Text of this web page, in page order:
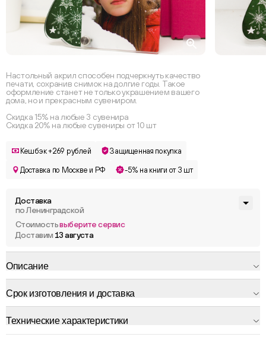
Настольный акрил способен подчеркнуть качество
печати, сохранив снимок на долгие годы. Такое
оформление станет не только украшением вашего
дома, но и прекрасным сувениром.
Скидка 15% на любые 3 сувенира
Скидка 20% на любые сувениры от 10 шт
Кешбэк +269 рублей Защищенная покупка
Доставка по Москве и РФ -5% на книги от 3 шт
Доставка
по Ленинградской
Стоимостьвыберите сервис
Доставим 13 августа
Описание
Срок изготовления и доставка
Технические характеристики